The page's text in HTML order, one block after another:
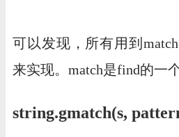
可以发现，所有用到
来实现。match是find的一
string.gmatch(s,